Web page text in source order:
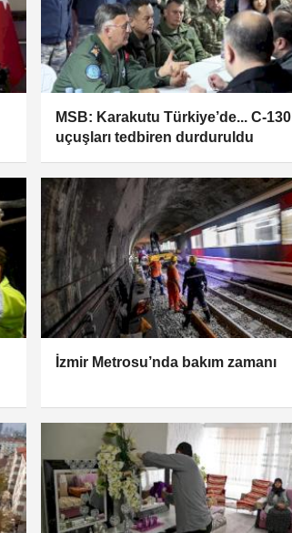
MSB: Karakutu Türkiye’de... C-130
uçuşları tedbiren durduruldu
İzmir Metrosu’nda bakım zamanı